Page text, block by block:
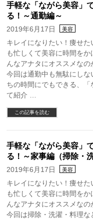
手軽な「ながら美容」
る！～通勤編～
2019年6月17日 美容
キレイになりたい！痩せた
も忙しくて美容に時間を
んなアナタにオススメなの
今回は通勤中も無駄にし
ちの時間にでもできる、
て紹介 …
この記事を読む
手軽な「ながら美容」
る！～家事編（掃除・
2019年6月17日 美容
キレイになりたい！痩せた
も忙しくて美容に時間を
んなアナタにオススメなの
今回は掃除・洗濯・料理